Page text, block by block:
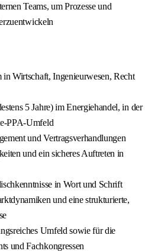
Teams, um Prozesse und
in Wirtschaft, Ingenieurwesen, Recht
5 Jahre) im Energiehandel, in der
PPA-Umfeld
und Vertragsverhandlungen
und ein sicheres Auftreten in
in Wort und Schrift
und eine strukturierte,
Umfeld sowie für die
und Fachkongressen